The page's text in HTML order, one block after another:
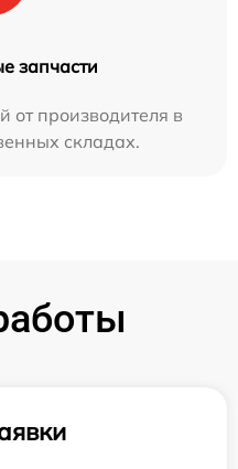
запчасти
от производителя в
складах.